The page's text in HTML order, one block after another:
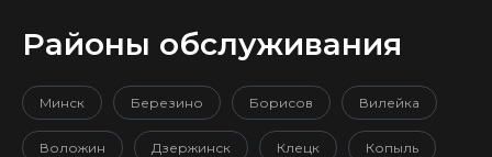
Районы обслуживания
Минск Березино Борисов Вилейка
Воложин Дзержинск Клецк Копыль